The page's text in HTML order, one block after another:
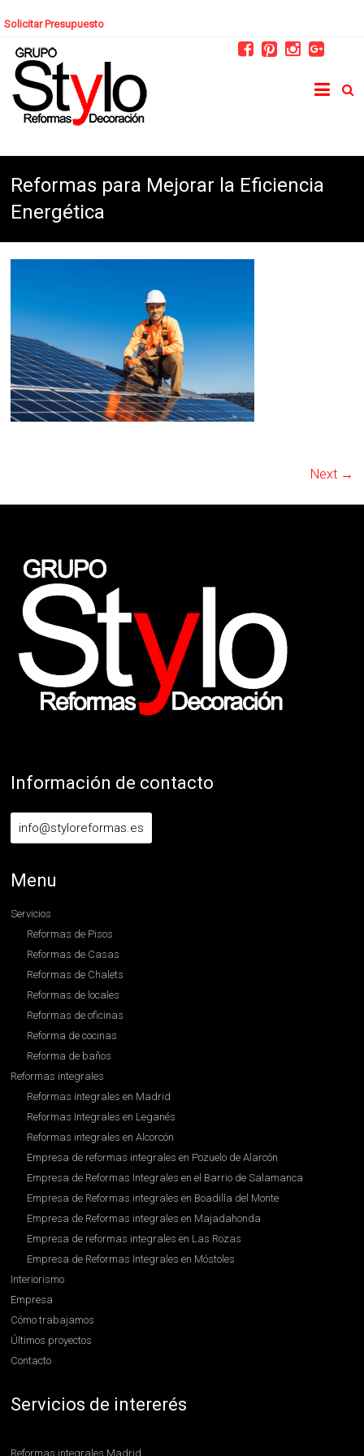
Solicitar Presupuesto
Reformas para Mejorar la Eficiencia
Energética
Next →
Información de contacto
info@styloreformas.es
Menu
Servicios
Reformas de Pisos
Reformas de Casas
Reformas de Chalets
Reformas de locales
Reformas de oficinas
Reforma de cocinas
Reforma de baños
Reformas integrales
Reformas integrales en Madrid
Reformas Integrales en Leganés
Reformas integrales en Alcorcón
Empresa de reformas integrales en Pozuelo de Alarcón
Empresa de Reformas Integrales en el Barrio de Salamanca
Empresa de Reformas integrales en Boadilla del Monte
Empresa de Reformas integrales en Majadahonda
Empresa de reformas integrales en Las Rozas
Empresa de Reformas Integrales en Móstoles
Interiorismo
Empresa
Cómo trabajamos
Últimos proyectos
Contacto
Servicios de intererés
Reformas integrales Madrid